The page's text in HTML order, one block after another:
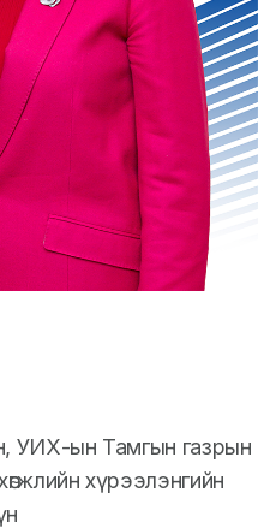
УИХ-ын Тамгын газрын
хүрээлэнгийн